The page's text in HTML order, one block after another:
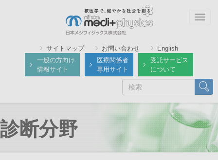
動
サイトマップ お問い合わせ
English
一般の方向け
情報サイト
医療関係者
専用サイト
受託サービス
について
検索
診断分野